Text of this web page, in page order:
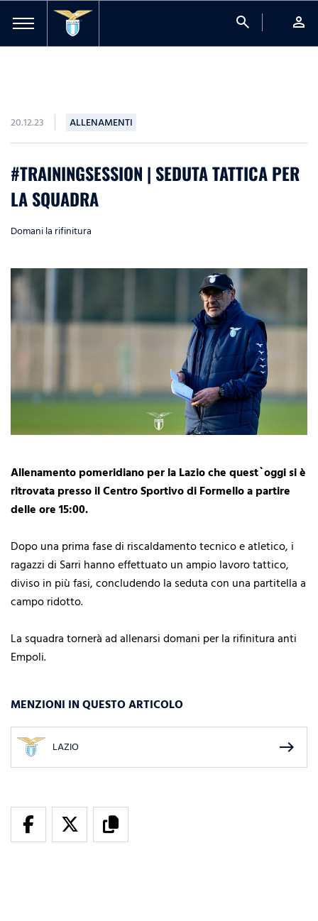
search person
20.12.23 ALLENAMENTI
#TRAININGSESSION | SEDUTA TATTICA PER
LA SQUADRA
Domani la rifinitura
Allenamento pomeridiano per la Lazio che quest`oggi si è
ritrovata presso il Centro Sportivo di Formello a partire
delle ore 15:00.
Dopo una prima fase di riscaldamento tecnico e atletico, i
ragazzi di Sarri hanno effettuato un ampio lavoro tattico,
diviso in più fasi, concludendo la seduta con una partitella a
campo ridotto.
La squadra tornerà ad allenarsi domani per la rifinitura anti
Empoli.
MENZIONI IN QUESTO ARTICOLO
LAZIO east